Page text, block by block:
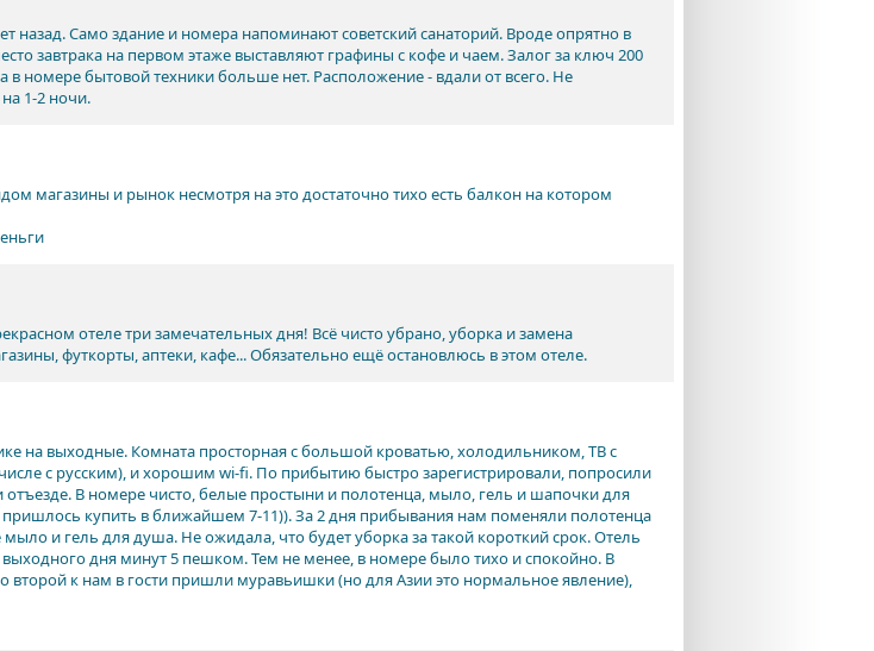
назад. Само здание и номера напоминают советский санаторий. Вроде опрятно в
завтрака на первом этаже выставляют графины с кофе и чаем. Залог за ключ 200
номере бытовой техники больше нет. Расположение - вдали от всего. Не
1-2 ночи.
магазины и рынок несмотря на это достаточно тихо есть балкон на котором
отеле три замечательных дня! Всё чисто убрано, уборка и замена
футкорты, аптеки, кафе... Обязательно ещё остановлюсь в этом отеле.
на выходные. Комната просторная с большой кроватью, холодильником, ТВ с
с русским), и хорошим wi-fi. По прибытию быстро зарегистрировали, попросили
отъезде. В номере чисто, белые простыни и полотенца, мыло, гель и шапочки для
купить в ближайшем 7-11)). За 2 дня прибывания нам поменяли полотенца
и гель для душа. Не ожидала, что будет уборка за такой короткий срок. Отель
дня минут 5 пешком. Тем не менее, в номере было тихо и спокойно. В
второй к нам в гости пришли муравьишки (но для Азии это нормальное явление),